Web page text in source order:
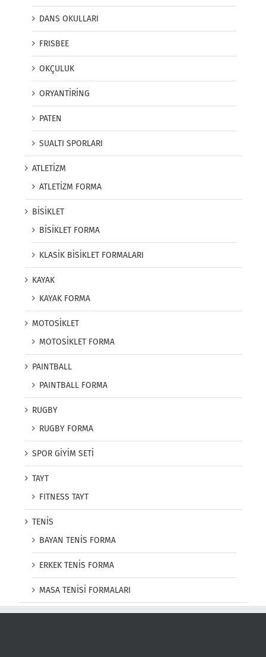
DANS OKULLARI
FRISBEE
OKÇULUK
ORYANTİRİNG
PATEN
SUALTI SPORLARI
ATLETİZM
ATLETİZM FORMA
BİSİKLET
BİSİKLET FORMA
KLASİK BİSİKLET FORMALARI
KAYAK
KAYAK FORMA
MOTOSİKLET
MOTOSİKLET FORMA
PAINTBALL
PAINTBALL FORMA
RUGBY
RUGBY FORMA
SPOR GİYİM SETİ
TAYT
FITNESS TAYT
TENİS
BAYAN TENİS FORMA
ERKEK TENİS FORMA
MASA TENİSİ FORMALARI